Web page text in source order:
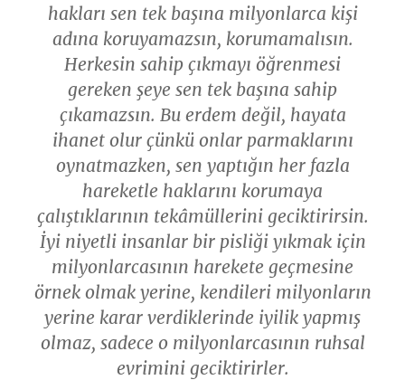
hakları sen tek başına milyonlarca kişi
adına koruyamazsın, korumamalısın.
Herkesin sahip çıkmayı öğrenmesi
gereken şeye sen tek başına sahip
çıkamazsın. Bu erdem değil, hayata
ihanet olur çünkü onlar parmaklarını
oynatmazken, sen yaptığın her fazla
hareketle haklarını korumaya
çalıştıklarının tekâmüllerini geciktirirsin.
İyi niyetli insanlar bir pisliği yıkmak için
milyonlarcasının harekete geçmesine
örnek olmak yerine, kendileri milyonların
yerine karar verdiklerinde iyilik yapmış
olmaz, sadece o milyonlarcasının ruhsal
evrimini geciktirirler.